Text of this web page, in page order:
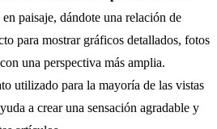
paisaje, dándote una relación de
para mostrar gráficos detallados, fotos
una perspectiva más amplia.
utilizado para la mayoría de las vistas
a crear una sensación agradable y